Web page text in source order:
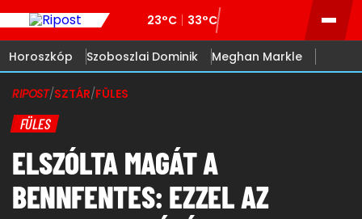
23°C 33°C
Horoszkóp Szoboszlai Dominik Meghan Markle
RIPOST/SZTÁR/FÜLES
FÜLES
ELSZÓLTA MAGÁT A
BENNFENTES: EZZEL AZ